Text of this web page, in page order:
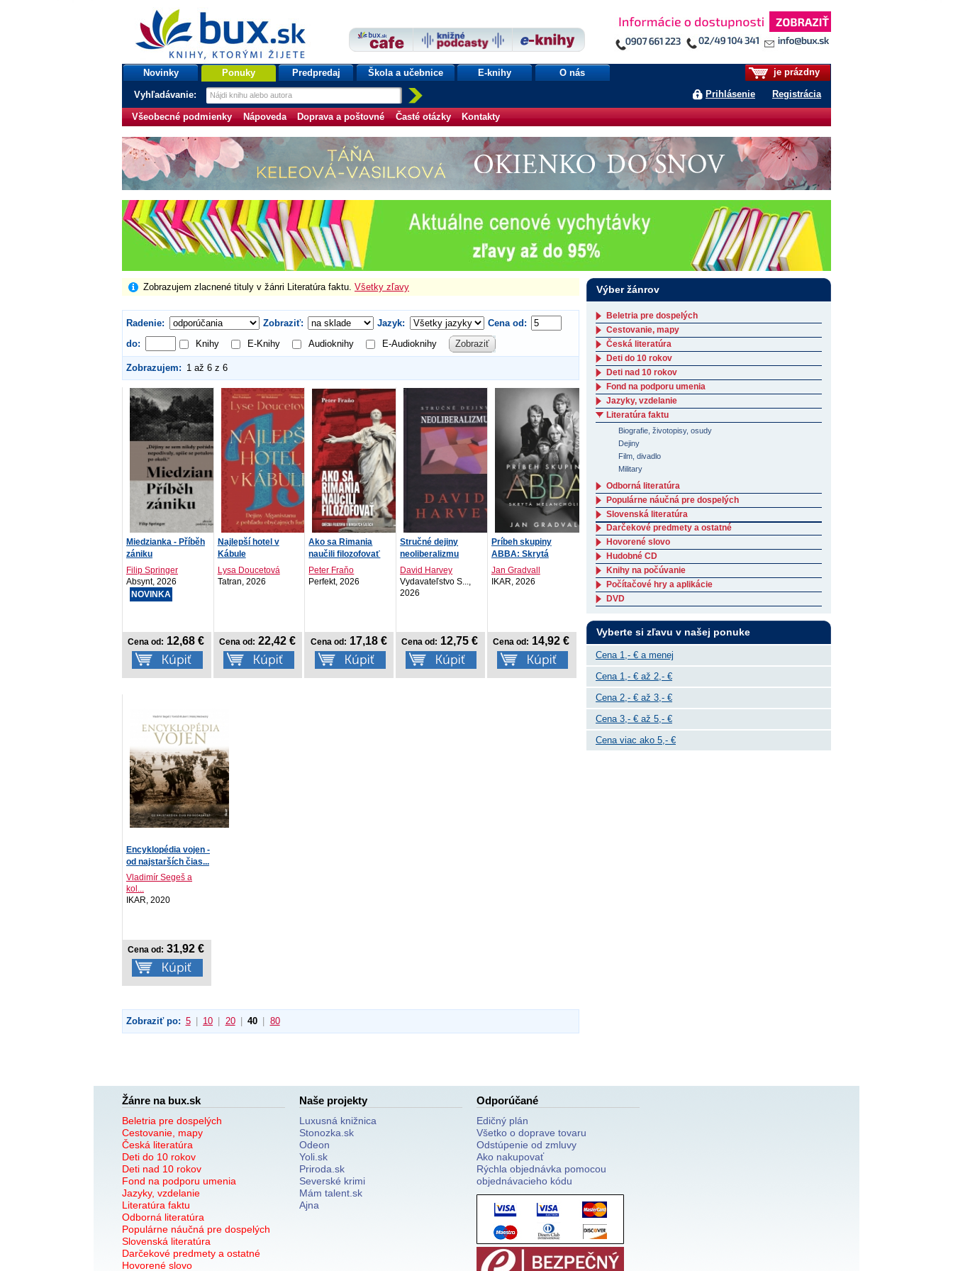
bux.sk
knihy, ktorými žijete
Úvodná stránka
je prázdny
Prihlásenie Registrácia
Novinky Ponuky Predpredaj Škola a učebnice E-knihy O nás
Vyhľadávanie:
Všeobecné podmienky Nápoveda Doprava a poštovné Časté otázky Kontakty
Zobrazujem zlacnené tituly v žánri Literatúra faktu. Všetky zľavy
Radenie: Zobraziť: Jazyk:
Cena od:
do:
Knihy E-Knihy Audioknihy E-Audioknihy Zobraziť
Zobrazujem: 1 až 6 z 6
Miedzianka - Příběh
zániku
Filip Springer
Absynt, 2026
NOVINKA
Cena od: 12,68 €
Najlepší hotel v
Kábule
Lysa Doucetová
Tatran, 2026
Cena od: 22,42 €
Ako sa Rimania
naučili filozofovať
Peter Fraňo
Perfekt, 2026
Cena od: 17,18 €
Stručné dejiny
neoliberalizmu
David Harvey
Vydavateľstvo S...,
2026
Cena od: 12,75 €
Príbeh skupiny
ABBA: Skrytá
melanchólia
Jan Gradvall
IKAR, 2026
Cena od: 14,92 €
Encyklopédia vojen -
od najstarších čias...
Vladimír Segeš a
kol...
IKAR, 2020
Cena od: 31,92 €
Zobraziť po: 5 10 20 40 80
Výber žánrov
Beletria pre dospelých
Cestovanie, mapy
Česká literatúra
Deti do 10 rokov
Deti nad 10 rokov
Fond na podporu umenia
Jazyky, vzdelanie
Literatúra faktu
Biografie, životopisy, osudy
Dejiny
Film, divadlo
Military
Odborná literatúra
Populárne náučná pre dospelých
Slovenská literatúra
Darčekové predmety a ostatné
Hovorené slovo
Hudobné CD
Knihy na počúvanie
Počítačové hry a aplikácie
DVD
Vyberte si zľavu v našej ponuke
Cena 1,- € a menej
Cena 1,- € až 2,- €
Cena 2,- € až 3,- €
Cena 3,- € až 5,- €
Cena viac ako 5,- €
Žánre na bux.sk
Beletria pre dospelých
Cestovanie, mapy
Česká literatúra
Deti do 10 rokov
Deti nad 10 rokov
Fond na podporu umenia
Jazyky, vzdelanie
Literatúra faktu
Odborná literatúra
Populárne náučná pre dospelých
Slovenská literatúra
Darčekové predmety a ostatné
Hovorené slovo
Naše projekty
Luxusná knižnica
Stonozka.sk
Odeon
Yoli.sk
Priroda.sk
Severské krimi
Mám talent.sk
Ajna
Odporúčané
Edičný plán
Všetko o doprave tovaru
Odstúpenie od zmluvy
Ako nakupovať
Rýchla objednávka pomocou
objednávacieho kódu